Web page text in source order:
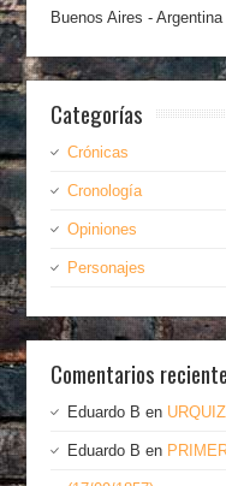
Buenos Aires - Argentina
Categorías
Crónicas
Cronología
Opiniones
Personajes
Comentarios
Eduardo B en
Eduardo B en